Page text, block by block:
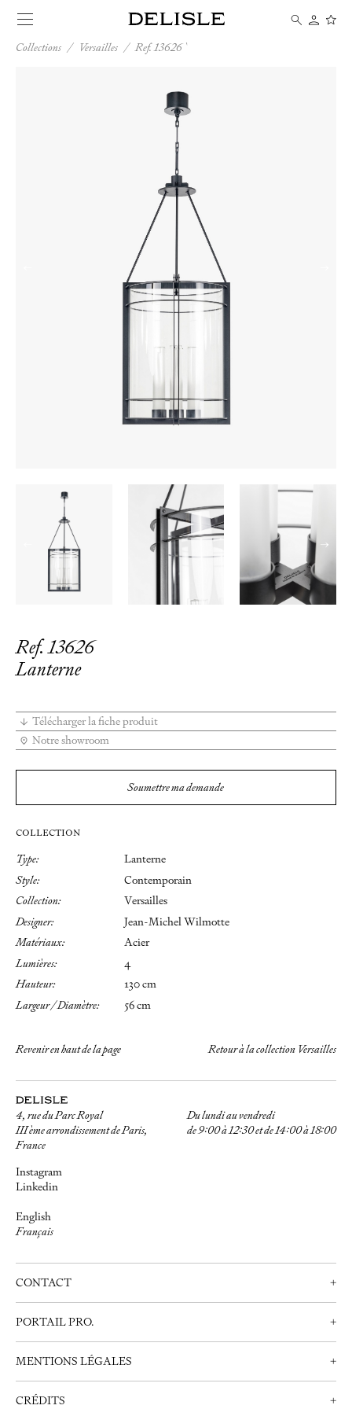
Collections / Versailles /Ref. 13626
Ref. 13626
Lanterne
Télécharger la fiche produit
Notre showroom
Soumettre ma demande
COLLECTION
Type:
Lanterne
Style:
Contemporain
Collection:
Versailles
Designer:
Jean-Michel Wilmotte
Matériaux:
Acier
Lumières:
4
Hauteur:
130 cm
Largeur / Diamètre:
56 cm
→
Revenir en haut de la page Retour à la collection Versailles
4, rue du Parc Royal
III ème arrondissement de Paris,
France
Du lundi au vendredi
de 9:00 à 12:30 et de 14:00 à 18:00
Instagram
Linkedin
English
Français
CONTACT
+
PORTAIL PRO.
+
Nous contacter
MENTIONS LÉGALES
+
CRÉDITS +